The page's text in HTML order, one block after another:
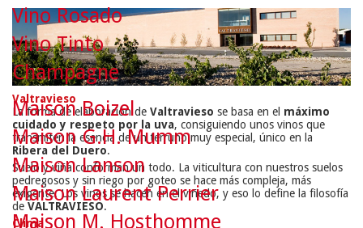
Valtravieso
La forma de elaboración de Valtravieso se basa en el máximo
cuidado y respeto por la uva, consiguiendo unos vinos que
transmiten la esencia de un terruño muy especial, único en la
Ribera del Duero.
Suelo y viña conforman un todo. La viticultura con nuestros suelos
pedregosos y sin riego por goteo se hace más compleja, más
exigente. Los vinos se hacen en el viñedo, y eso lo define la filosofía
de VALTRAVIESO.
Clima
Vino Rosado
Vino Tinto
Champagne
Maison Boizel
Maison G.H. Mumm
Maison Lanson
Maison Laurent Perrier
Maison M. Hosthomme